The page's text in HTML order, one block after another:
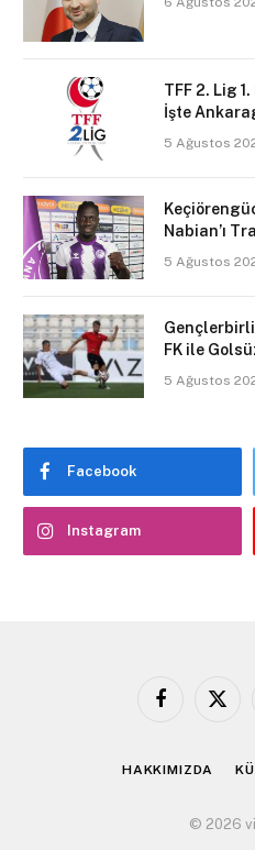
TFF 2. Lig
İşte
5 Ağustos
Nabian’ı
5 Ağustos
FK ile
5 Ağustos
Facebook
Instagram
Facebook
X
HAKKIMIZDA
© 2026